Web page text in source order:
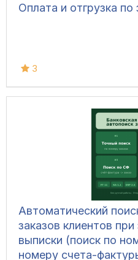
Оплата и отгрузка по
3
Автоматический
заказов клиентов при
выписки (поиск по
номеру счета-